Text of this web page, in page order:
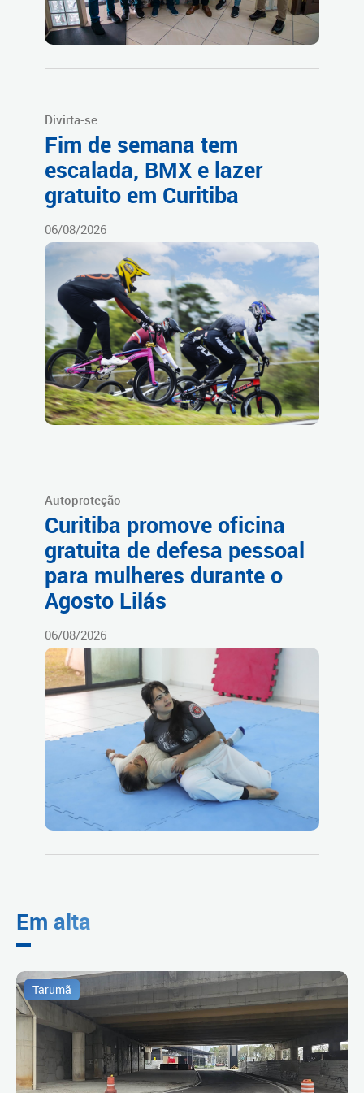
Divirta-se
Fim de semana tem
escalada, BMX e lazer
gratuito em Curitiba
06/08/2026
Autoproteção
Curitiba promove oficina
gratuita de defesa pessoal
para mulheres durante o
Agosto Lilás
06/08/2026
Em alta
Tarumã